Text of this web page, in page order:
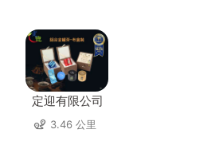
定迎有限公司
3.46 公里